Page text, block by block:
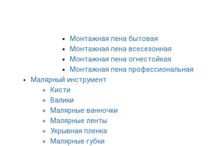
Монтажная пена бытовая
Монтажная пена всесезонная
Монтажная пена огнестойкая
Монтажная пена профессиональная
Малярный инструмент
Кисти
Валики
Малярные ванночки
Малярные ленты
Укрывная пленка
Малярные губки